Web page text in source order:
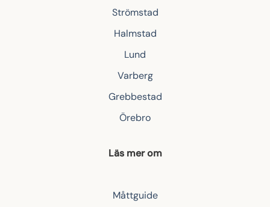
Strömstad
Halmstad
Lund
Varberg
Grebbestad
Örebro
Läs mer om
Måttguide